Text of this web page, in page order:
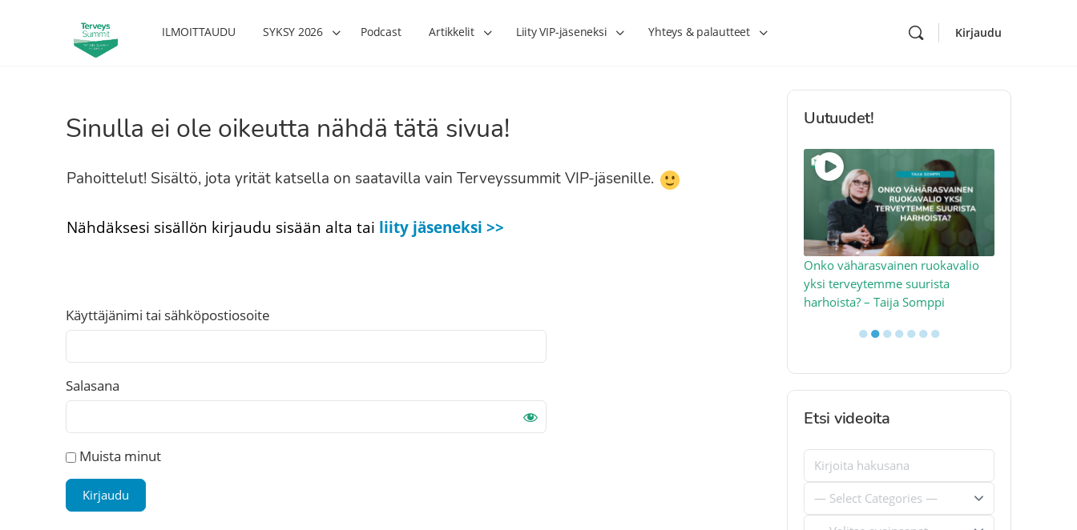
ILMOITTAUDU SYKSY 2026 Podcast Artikkelit Liity VIP-jäseneksi Yhteys & palautteet Kirjaudu
Sinulla ei ole oikeutta nähdä tätä sivua!
Pahoittelut! Sisältö, jota yrität katsella on saatavilla vain Terveyssummit VIP-jäsenille.
Nähdäksesi sisällön kirjaudu sisään alta tai liity jäseneksi >>
Käyttäjänimi tai sähköpostiosoite
Salasana
Muista minut
Uutuudet!
Onko vähärasvainen ruokavalio
yksi terveytemme suurista
harhoista? – Taija Somppi
●●●●●●●
Etsi videoita